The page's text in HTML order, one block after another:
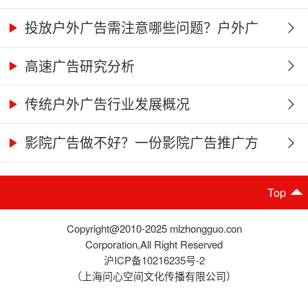
投放户外广告需注意哪些问题？户外广
告...高速广告研究分析
传统户外广告行业发展概况
影院广告做不好？一份影院广告推广方
案...
Top
Copyright@2010-2025 mlzhongguo.con
Corporation,All Right Reserved
沪ICP备10216235号-2
（上海问心空间文化传播有限公司）